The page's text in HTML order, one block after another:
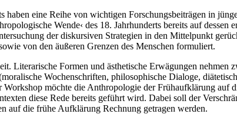
haben eine Reihe von wichtigen Forschungsbeiträgen in
Wende‹ des 18. Jahrhunderts bereits auf
der diskursiven Strategien in den Mittelpunkt
von den äußeren Grenzen des Menschen formuliert.
Literarische Formen und ästhetische Erwägungen nehmen
Wochenschriften, philosophische Dialoge,
möchte die Anthropologie der Frühaufklärung auf
diese Rede bereits geführt wird. Dabei soll der
auf die frühe Aufklärung Rechnung getragen werden.